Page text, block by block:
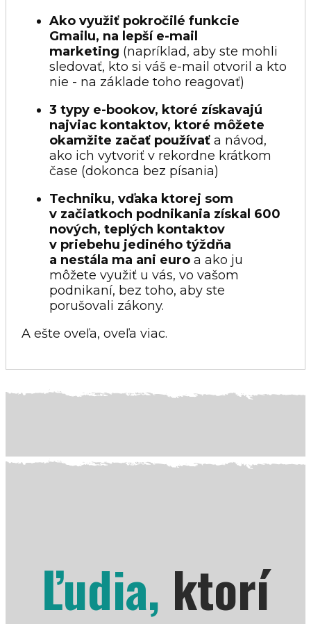
Ako využiť pokročilé funkcie
Gmailu, na lepší e-mail
marketing (napríklad, aby ste mohli
sledovať, kto si váš e-mail otvoril a kto
nie - na základe toho reagovať)
3 typy e-bookov, ktoré získavajú
najviac kontaktov, ktoré môžete
okamžite začať používať a návod,
ako ich vytvoriť v rekordne krátkom
čase (dokonca bez písania)
Techniku, vďaka ktorej som
v začiatkoch podnikania získal 600
nových, teplých kontaktov
v priebehu jediného týždňa
a nestála ma ani euro a ako ju
môžete využiť u vás, vo vašom
podnikaní, bez toho, aby ste
porušovali zákony.
A ešte oveľa, oveľa viac.
Ľudia, ktorí